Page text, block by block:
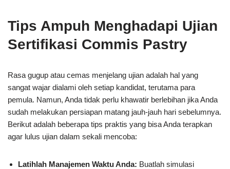
Tips Ampuh Menghadapi Ujian
Sertifikasi Commis Pastry
Rasa gugup atau cemas menjelang ujian adalah hal yang
sangat wajar dialami oleh setiap kandidat, terutama para
pemula. Namun, Anda tidak perlu khawatir berlebihan jika Anda
sudah melakukan persiapan matang jauh-jauh hari sebelumnya.
Berikut adalah beberapa tips praktis yang bisa Anda terapkan
agar lulus ujian dalam sekali mencoba:
Latihlah Manajemen Waktu Anda: Buatlah simulasi